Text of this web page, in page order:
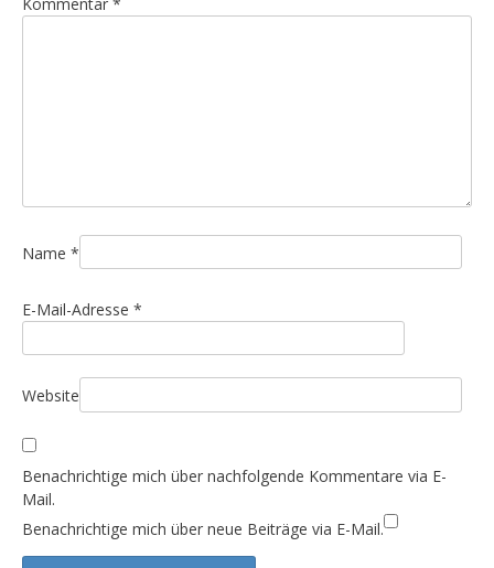
s
a
i
o
n
Name *
E-Mail-Adresse *
Website
Benachrichtige mich über nachfolgende Kommentare via E-
Mail.
Benachrichtige mich über neue Beiträge via E-Mail.